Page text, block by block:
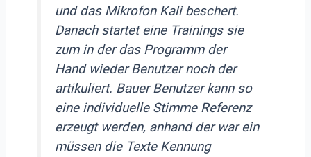
und das Mikrofon Kali beschert.
Danach startet eine Trainings sie
zum in der das Programm der
Hand wieder Benutzer noch der
artikuliert. Bauer Benutzer kann so
eine individuelle Stimme Referenz
erzeugt werden, anhand der war ein
müssen die Texte Kennung